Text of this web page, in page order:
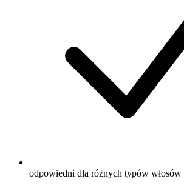
odpowiedni dla różnych typów